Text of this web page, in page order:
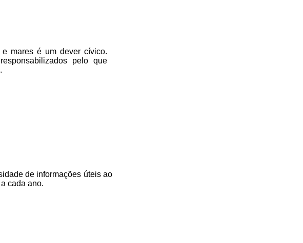
mares é um dever cívico.
pelo que
de informações úteisao
cada ano.